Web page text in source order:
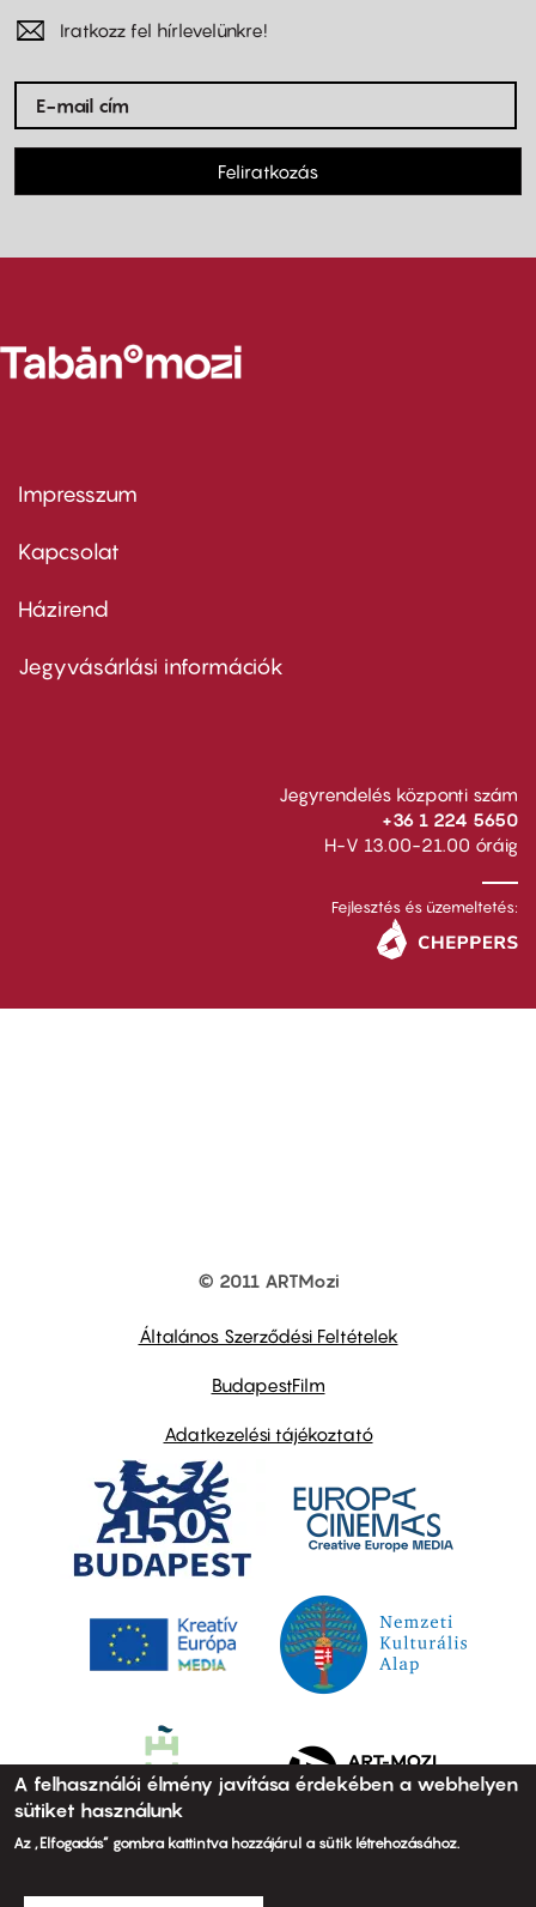
Iratkozz fel hírlevelünkre!
Feliratkozás
Footer
first
Impresszum
Kapcsolat
Footer
second
Házirend
Jegyvásárlási információk
Jegyrendelés központi szám
+36 1 224 5650
H-V 13.00-21.00 óráig
Fejlesztés és üzemeltetés:
© 2011 ARTMozi
Általános Szerződési Feltételek
BudapestFilm
Adatkezelési tájékoztató
A felhasználói élmény javítása érdekében a webhelyen
sütiket használunk
Az „Elfogadás” gombra kattintva hozzájárul a sütik létrehozásához.